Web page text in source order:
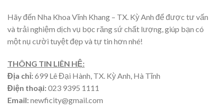
Hãy đến Nha Khoa Vĩnh Khang – TX. Kỳ Anh để được tư vấn
và trải nghiệm dịch vụ bọc răng sứ chất lượng, giúp bạn có
một nụ cười tuyệt đẹp và tự tin hơn nhé!
THÔNG TIN LIÊN HỆ:
Địa chỉ:699 Lê Đại Hành, TX. Kỳ Anh, Hà Tĩnh
Điện thoại:023 9395 1111
Email:newficity@gmail.com